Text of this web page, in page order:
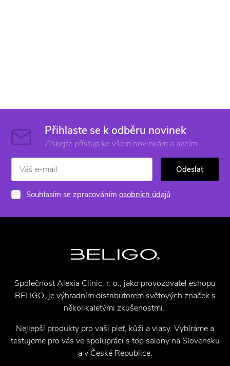
Přihlaste se k odběru novinek
Získejte přístup ke všem novinkám a akcím
Odeslat
Souhlasím se zpracováním osobních údajů
Společnost Alexia Clinic, r. o., jako provozovatel eshopu
BELIGO, je výhradním distributorem světových značek s
několikaletými zkušenostmi.
Nejlepší produkty pro vaši pleť, kůži a vlasy. Vybíráme a
testujeme pro vás ve spolupráci s top salony na Slovensku
a v České Republice.